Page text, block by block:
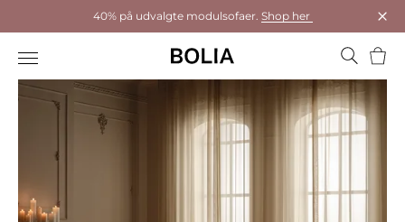
40% på udvalgte modulsofaer. Shop her
Kurv